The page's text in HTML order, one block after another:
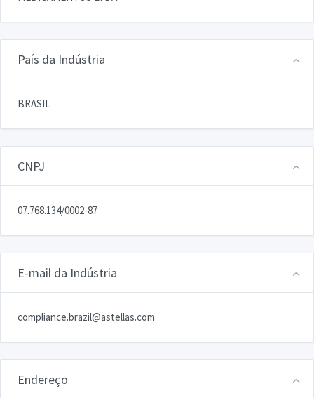
País da Indústria
BRASIL
CNPJ
07.768.134/0002-87
E-mail da Indústria
compliance.brazil@astellas.com
Endereço